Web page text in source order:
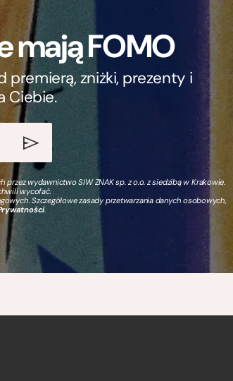
mają FOMO
zniżki, prezenty i
Ciebie.
wydawnictwo SIW ZNAK sp. z o.o. z siedzibą w Krakowie.
wycofać.
Szczegółowe zasady przetwarzania danych osobowych,
.